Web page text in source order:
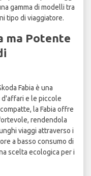
gamma di modelli tra
tipo di viaggiatore.
ma Potente
Fabia è una
e le piccole
la Fabia offre
rendendola
viaggi attraverso i
a basso consumo di
scelta ecologica per i